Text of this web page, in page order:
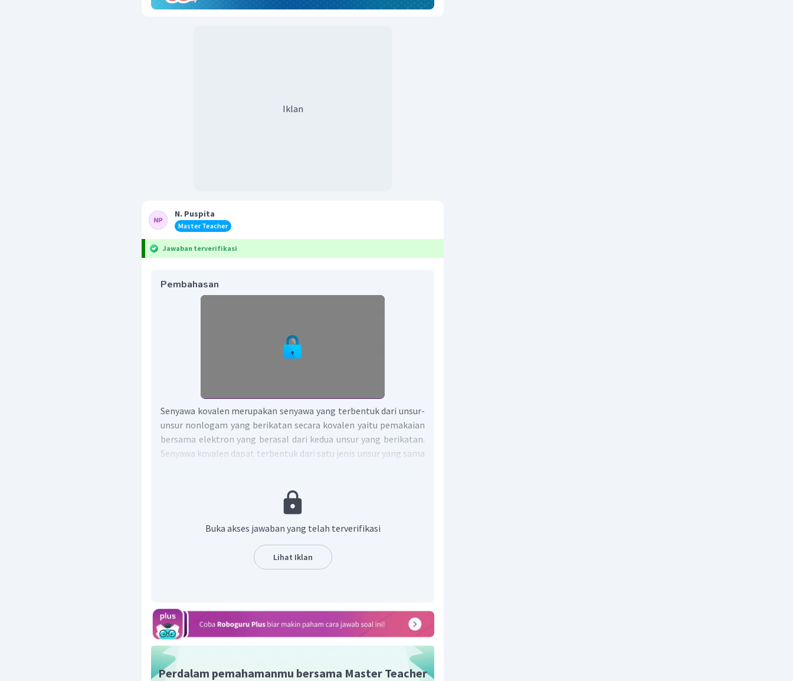
Iklan
N. Puspita
Master Teacher
Jawaban terverifikasi
Pembahasan
Senyawa kovalen merupakan senyawa yang terbentuk dari unsur-
unsur nonlogam yang berikatan secara kovalen yaitu pemakaian
bersama elektron yang berasal dari kedua unsur yang berikatan.
Senyawa kovalen dapat terbentuk dari satu jenis unsur yang sama
ikatan kovalen rangkap 3. Ikatan kovalen dapat digambarkan
dengan struktur lewis. Struktur lewis dari senyawa
sebagai berikut.
elektron yang terdapat dalam ikatan tersebut adalah 4 elektron.
Jadi, jawaban yang benar adalah A.
Buka akses jawaban yang telah terverifikasi
Lihat Iklan
Perdalam pemahamanmu bersama Master Teacher